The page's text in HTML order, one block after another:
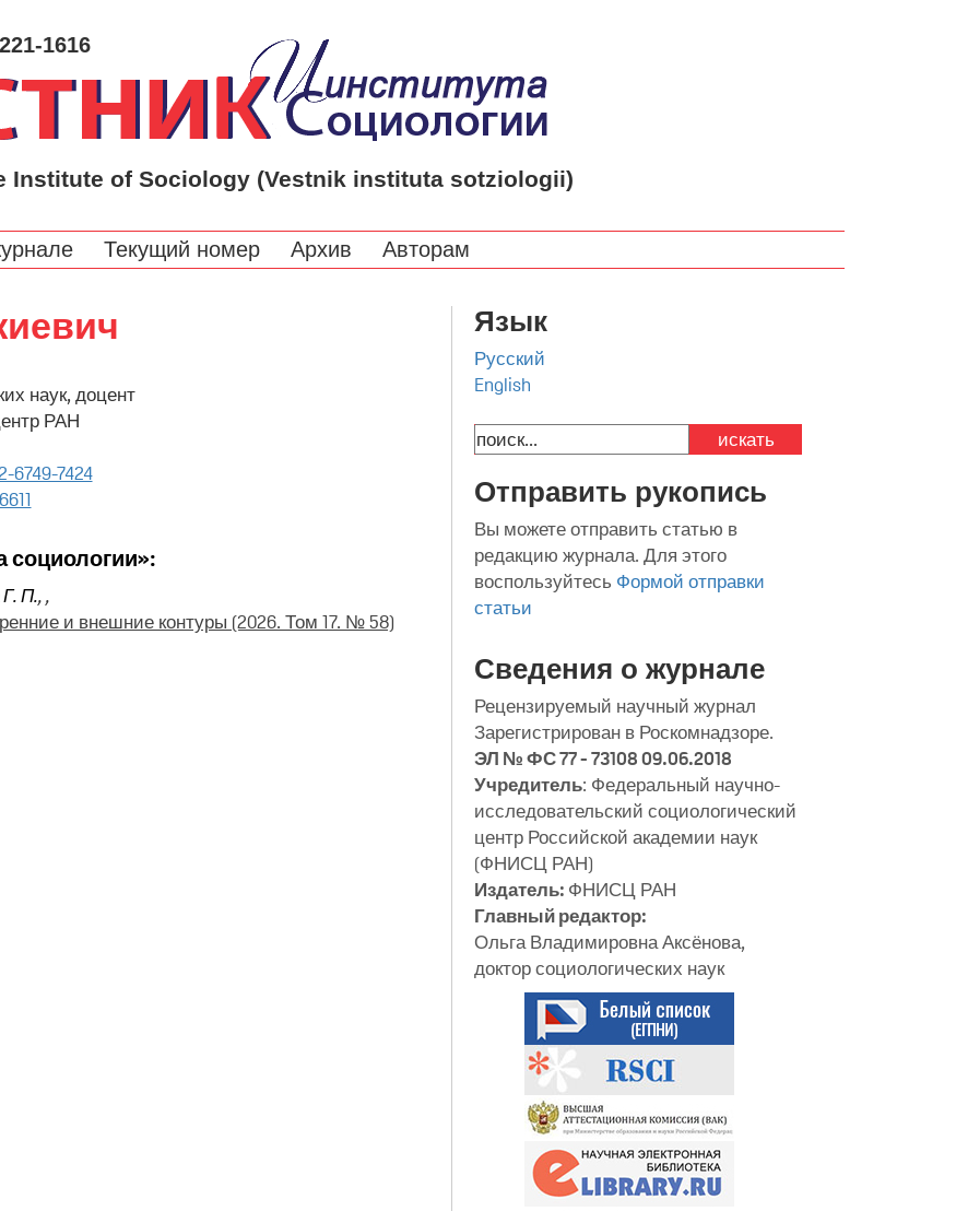
1616
Institute of Sociology (Vestnik instituta sotziologii)
Текущий номер Архив Авторам
наук, доцент
РАН
6749-7424
социологии»:
П.,,
и внешние контуры (2026. Том 17. № 58)
Язык
Русский
English
искать
Отправить рукопись
Вы можете отправить статью в
редакцию журнала. Для этого
воспользуйтесь Формой отправки
статьи
Сведения о журнале
Рецензируемый научный журнал
Зарегистрирован в Роскомнадзоре.
ЭЛ № ФС 77 - 73108 09.06.2018
Учредитель: Федеральный научно-
исследовательский социологический
центр Российской академии наук
(ФНИСЦ РАН)
Издатель: ФНИСЦ РАН
Главный редактор:
Ольга Владимировна Аксёнова,
доктор социологических наук